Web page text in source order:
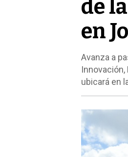
de
en
Avanza a
ubicará en